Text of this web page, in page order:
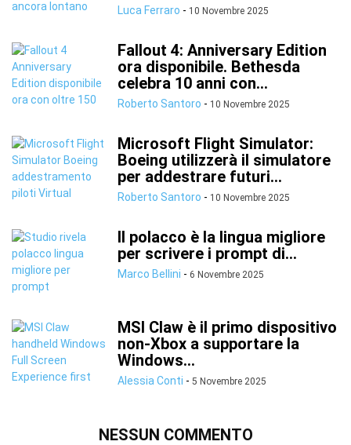
Luca Ferraro - 10 Novembre 2025
Fallout 4: Anniversary Edition
ora disponibile. Bethesda
celebra 10 anni con...
Roberto Santoro - 10 Novembre 2025
Microsoft Flight Simulator:
Boeing utilizzerà il simulatore
per addestrare futuri...
Roberto Santoro - 10 Novembre 2025
Il polacco è la lingua migliore
per scrivere i prompt di...
Marco Bellini - 6 Novembre 2025
MSI Claw è il primo dispositivo
non-Xbox a supportare la
Windows...
Alessia Conti - 5 Novembre 2025
NESSUN COMMENTO